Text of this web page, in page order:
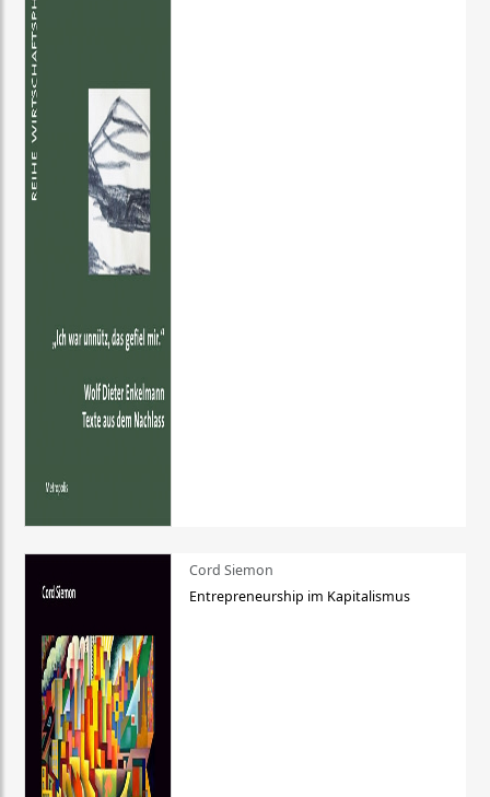
Cord Siemon
Entrepreneurship im Kapitalismus